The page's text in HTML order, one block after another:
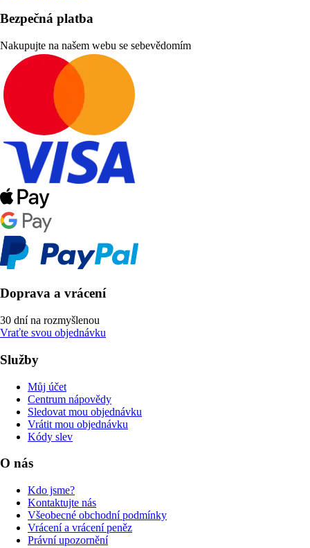
Bezpečná platba
Nakupujte na našem webu se sebevědomím
Doprava a vrácení
30 dní na rozmyšlenou
Vraťte svou objednávku
Služby
Můj účet
Centrum nápovědy
Sledovat mou objednávku
Vrátit mou objednávku
Kódy slev
O nás
Kdo jsme?
Kontaktujte nás
Všeobecné obchodní podmínky
Vrácení a vrácení peněz
Právní upozornění